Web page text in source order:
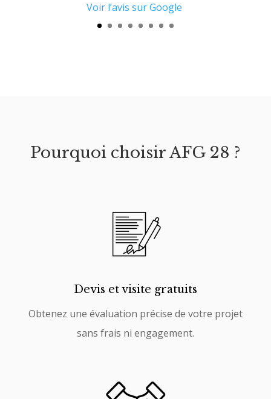
Voir l’avis sur Google
Pourquoi choisir AFG 28 ?
Devis et visite gratuits
Obtenez une évaluation précise de votre projet
sans frais ni engagement.